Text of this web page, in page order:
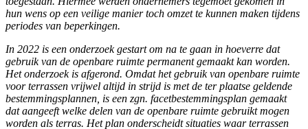
hun wens op een veilige manier toch omzet te kunnen maken tijdens
periodes van beperkingen.
In 2022 is een onderzoek gestart om na te gaan in hoeverre dat
gebruik van de openbare ruimte permanent gemaakt kan worden.
Het onderzoek is afgerond. Omdat het gebruik van openbare ruimte
voor terrassen vrijwel altijd in strijd is met de ter plaatse geldende
bestemmingsplannen, is een zgn. facetbestemmingsplan gemaakt
dat aangeeft welke delen van de openbare ruimte gebruikt mogen
worden als terras. Het plan onderscheidt situaties waar terrassen